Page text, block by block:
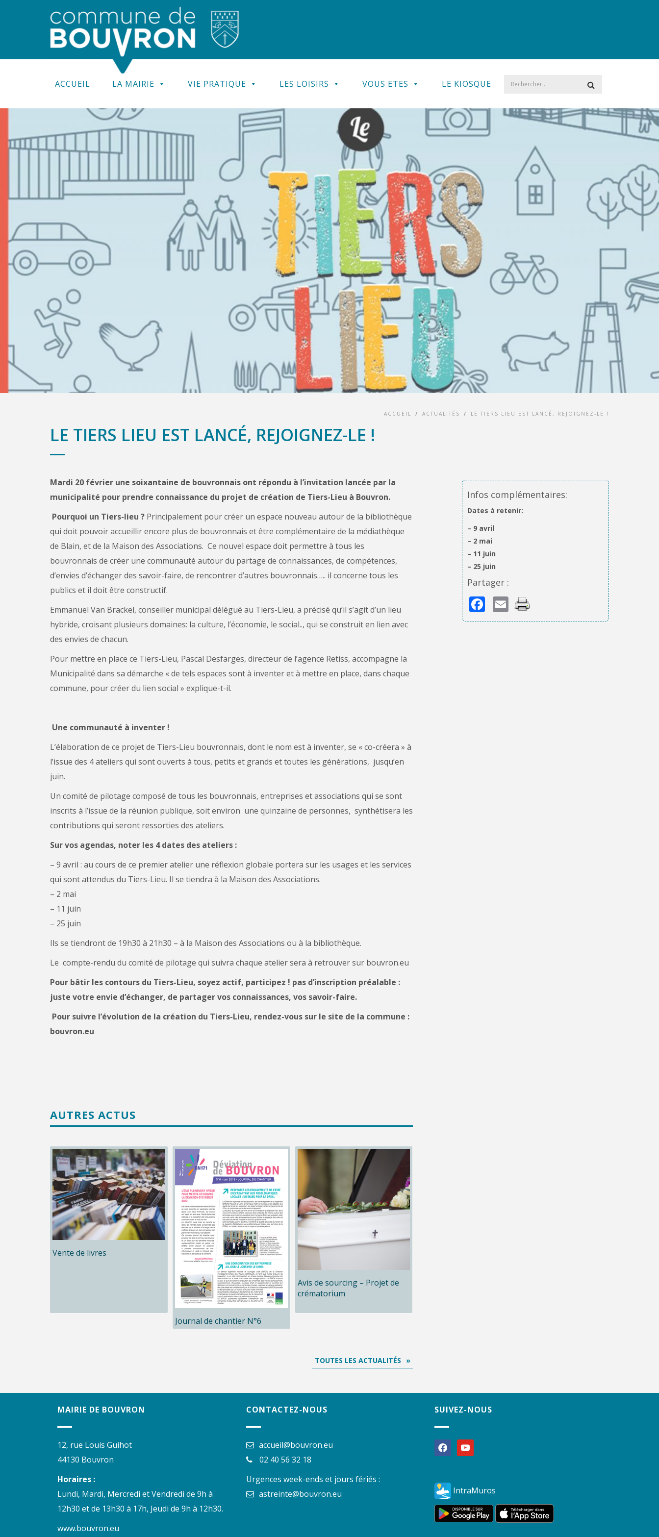
ACCUEIL LA MAIRIE VIE PRATIQUE LES LOISIRS VOUS ETES LE KIOSQUE
ACCUEIL / ACTUALITÉS / LE TIERS LIEU EST LANCÉ, REJOIGNEZ-LE !
LE TIERS LIEU EST LANCÉ, REJOIGNEZ-LE !
Mardi 20 février une soixantaine de bouvronnais ont répondu à l’invitation lancée par la
municipalité pour prendre connaissance du projet de création de Tiers-Lieu à Bouvron.
Pourquoi un Tiers-lieu ? Principalement pour créer un espace nouveau autour de la bibliothèque
qui doit pouvoir accueillir encore plus de bouvronnais et être complémentaire de la médiathèque
de Blain, et de la Maison des Associations. Ce nouvel espace doit permettre à tous les
bouvronnais de créer une communauté autour du partage de connaissances, de compétences,
d’envies d’échanger des savoir-faire, de rencontrer d’autres bouvronnais….. il concerne tous les
publics et il doit être constructif.
Emmanuel Van Brackel, conseiller municipal délégué au Tiers-Lieu, a précisé qu’il s’agit d’un lieu
hybride, croisant plusieurs domaines: la culture, l’économie, le social.., qui se construit en lien avec
des envies de chacun.
Pour mettre en place ce Tiers-Lieu, Pascal Desfarges, directeur de l’agence Retiss, accompagne la
Municipalité dans sa démarche « de tels espaces sont à inventer et à mettre en place, dans chaque
commune, pour créer du lien social » explique-t-il.
Une communauté à inventer !
L’élaboration de ce projet de Tiers-Lieu bouvronnais, dont le nom est à inventer, se « co-créera » à
l’issue des 4 ateliers qui sont ouverts à tous, petits et grands et toutes les générations, jusqu’en
juin.
Un comité de pilotage composé de tous les bouvronnais, entreprises et associations qui se sont
inscrits à l’issue de la réunion publique, soit environ une quinzaine de personnes, synthétisera les
contributions qui seront ressorties des ateliers.
Sur vos agendas, noter les 4 dates des ateliers :
– 9 avril : au cours de ce premier atelier une réflexion globale portera sur les usages et les services
qui sont attendus du Tiers-Lieu. Il se tiendra à la Maison des Associations.
– 2 mai
– 11 juin
– 25 juin
Ils se tiendront de 19h30 à 21h30 – à la Maison des Associations ou à la bibliothèque.
Le compte-rendu du comité de pilotage qui suivra chaque atelier sera à retrouver sur bouvron.eu
Pour bâtir les contours du Tiers-Lieu, soyez actif, participez ! pas d’inscription préalable :
juste votre envie d’échanger, de partager vos connaissances, vos savoir-faire.
Pour suivre l’évolution de la création du Tiers-Lieu, rendez-vous sur le site de la commune :
bouvron.eu
Infos complémentaires:
Dates à retenir:
– 9 avril
– 2 mai
– 11 juin
– 25 juin
Partager :
Facebook
Email
AUTRES ACTUS
Vente de livres
Journal de chantier N°6
Avis de sourcing – Projet de
crématorium
TOUTES LES ACTUALITÉS
MAIRIE DE BOUVRON
12, rue Louis Guihot
44130 Bouvron
Horaires :
Lundi, Mardi, Mercredi et Vendredi de 9h à
12h30 et de 13h30 à 17h, Jeudi de 9h à 12h30.
www.bouvron.eu
CONTACTEZ-NOUS
accueil@bouvron.eu
02 40 56 32 18
Urgences week-ends et jours fériés :
astreinte@bouvron.eu
SUIVEZ-NOUS
facebookyoutube
IntraMuros